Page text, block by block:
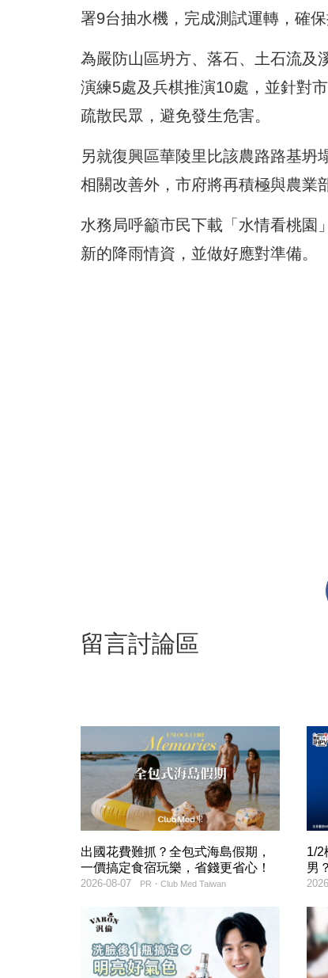
署9台抽水機，完成測試運轉，確
為嚴防山區坍方、落石、土石流及
演練5處及兵棋推演10處，並針對
疏散民眾，避免發生危害。
另就復興區華陵里比該農路路基坍
相關改善外，市府將再積極與農業
水務局呼籲市民下載「水情看桃園
新的降雨情資，並做好應對準備。
留言討論區
出國花費難抓？全包式海島假期，
一價搞定食宿玩樂，省錢更省心！
PR・Club Med Taiwan
2026-08-07
1/2
男